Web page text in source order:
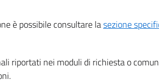
è possibile consultare lasezione
riportati nei moduli di richiesta o